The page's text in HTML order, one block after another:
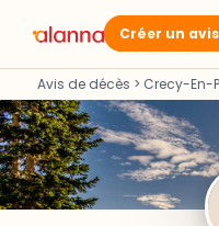
Créer un
Avis de décès > Crecy-En-